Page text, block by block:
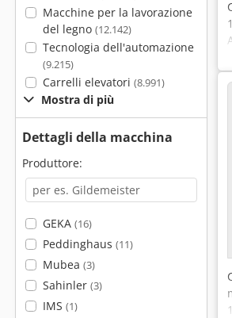
Macchine per la lavorazione
del legno (12.142)
Tecnologia dell'automazione
(9.215)
Carrelli elevatori (8.991)
Mostra di più
Dettagli della macchina
Produttore:
GEKA (16)
Peddinghaus (11)
Mubea (3)
Sahinler (3)
IMS (1)